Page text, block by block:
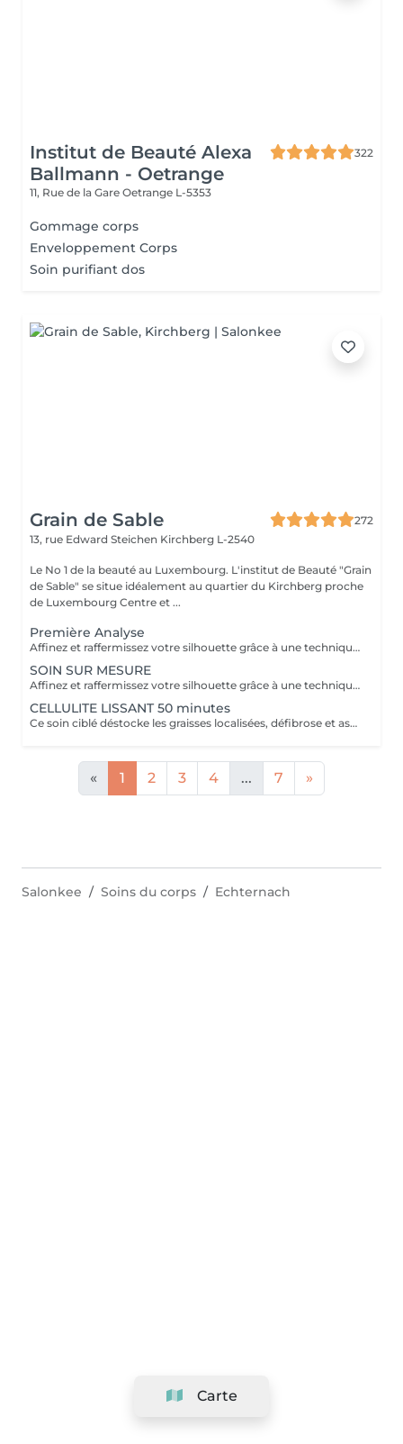
Institut de Beauté Alexa
Ballmann - Oetrange
322
11, Rue de la Gare Oetrange L-5353
Gommage corps
Enveloppement Corps
Soin purifiant dos
Grain de Sable
272
13, rue Edward Steichen Kirchberg L-2540
Le No 1 de la beauté au Luxembourg. L'institut de Beauté "Grain
de Sable" se situe idéalement au quartier du Kirchberg proche
de Luxembourg Centre et ...
Première Analyse
Affinez et raffermissez votre silhouette grâce à une technique de palper-rouler associée à un système d'aspiration. La dernière génération, le Cellu M6 INFINITY est un programme de soins basés sur la technique " Endermologie ", permettant de stimuler la circulation et les tissus de la peau en profondeur grâce à un système mécanique de palper-rouler. Associant confort et efficacité, cette technique, très proche d'un massage manuel, assouplit les tissus, améliore la circulation veineuse et lymphatique et permet une meilleure élimination des toxines. Les soins du corps Cellu M6 INFINITY permettent de : - déstocker les graisses - lisser la cellulite - raffermir la peau - retrouver des jambes légères
SOIN SUR MESURE
Affinez et raffermissez votre silhouette grâce à une technique de palper-rouler associée à un système d'aspiration. La dernière génération, le Cellu M6 INFINITY est un programme de soins basés sur la technique " Endermologie ", permettant de stimuler la circulation et les tissus de la peau en profondeur grâce à un système mécanique de palper-rouler. Associant confort et efficacité, cette technique, très proche d'un massage manuel, assouplit les tissus, améliore la circulation veineuse et lymphatique et permet une meilleure élimination des toxines. Les soins du corps Cellu M6 INFINITY permettent de : - déstocker les graisses - lisser la cellulite - raffermir la peau - retrouver des jambes légères
CELLULITE LISSANT 50 minutes
Ce soin ciblé déstocke les graisses localisées, défibrose et assouplit les tissus pour traiter efficacement la cellulite adipeuse et fibreuse tout en procurant un grand moment de bien-être.
« 1 2 3 4 ... 7 »
Carte
Salonkee Soins du corps Echternach